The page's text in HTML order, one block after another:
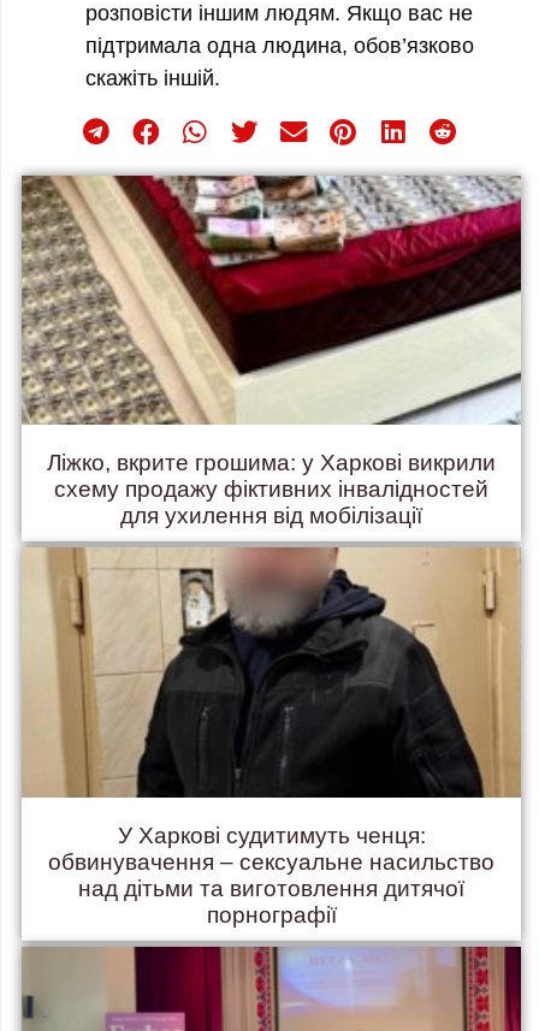
розповісти іншим людям. Якщо вас не
підтримала одна людина, обов’язково
скажіть іншій.
Ліжко, вкрите грошима: у Харкові викрили
схему продажу фіктивних інвалідностей
для ухилення від мобілізації
У Харкові судитимуть ченця:
обвинувачення – сексуальне насильство
над дітьми та виготовлення дитячої
порнографії